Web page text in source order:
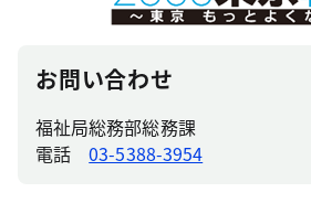
お問い合わせ
福祉局総務部総務課
電話03-5388-3954